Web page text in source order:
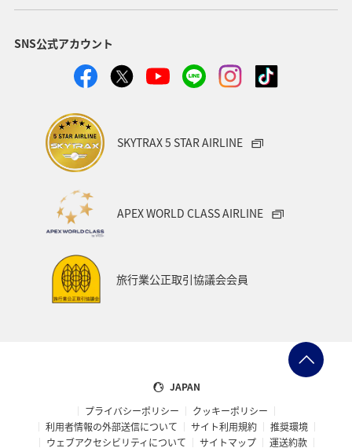
アメリカ・カナダ・中南米 東アジア 韓国
歴史・文化・芸術
スウェーデン ミュンヘン クリスマス
SNS公式アカウント
SKYTRAX 5 STAR AIRLINE
APEX WORLD CLASS AIRLINE
旅行業公正取引協議会会員
JAPAN
プライバシーポリシー
クッキーポリシー
利用者情報の外部送信について
サイト利用規約
推奨環境
ウェブアクセシビリティについて
サイトマップ 運送約款